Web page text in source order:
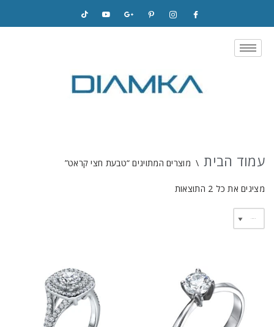
Skip
to
עמוד הבית \ מוצרים המתויגים “טבעת חצי קראט”
מציגים את כל ⁦2⁩ התוצאות